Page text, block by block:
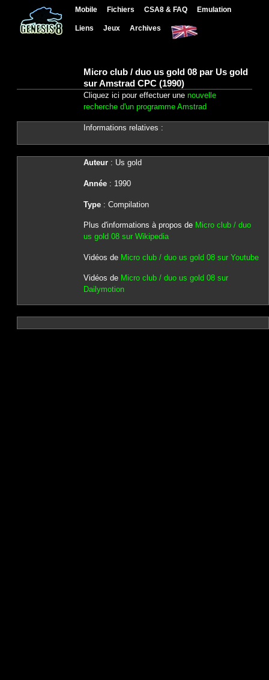
Mobile Fichiers CSA8 & FAQ Emulation
Liens Jeux Archives
Micro club / duo us gold 08 par Us gold
sur Amstrad CPC (1990)
Cliquez ici pour effectuer une nouvelle
recherche d'un programme Amstrad
Informations relatives :
Auteur: Us gold
Année: 1990
Type: Compilation
Plus d'informations à propos de Micro club / duo
us gold 08 sur Wikipedia
Vidéos de Micro club / duo us gold 08 sur Youtube
Vidéos de Micro club / duo us gold 08 sur
Dailymotion